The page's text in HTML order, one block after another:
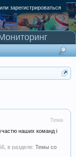
зарегистрироваться
Тема
наших команд і
в разделе: Темы со